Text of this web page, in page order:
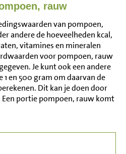
rauw
van pompoen,
andere de hoeveelheden kcal,
vitamines en mineralen
voor pompoen, rauw
Je kunt ook een andere
en 500 gram om daarvan de
Dit kan je doen door
portie pompoen, rauw komt